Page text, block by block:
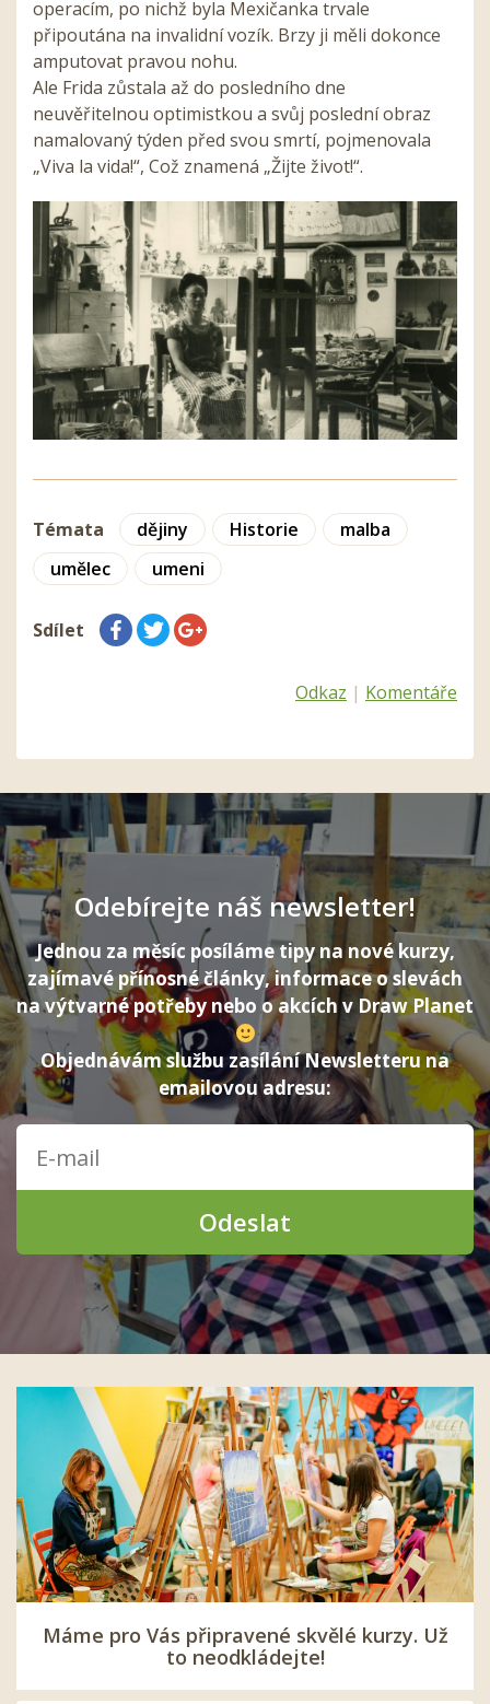
operacím, po nichž byla Mexičanka trvale
připoutána na invalidní vozík. Brzy ji měli dokonce
amputovat pravou nohu.
Ale Frida zůstala až do posledního dne
neuvěřitelnou optimistkou a svůj poslední obraz
namalovaný týden před svou smrtí, pojmenovala
„Viva la vida!“, Což znamená „Žijte život!“.
Témata dějiny Historie
malba
umělec
umeni
Sdílet
Odkaz | Komentáře
Odebírejte náš newsletter!
Jednou za měsíc posíláme tipy na nové kurzy,
zajímavé přínosné články, informace o slevách
na výtvarné potřeby nebo o akcích v Draw Planet
Objednávám službu zasílání Newsletteru na
emailovou adresu:
Odeslat
Máme pro Vás připravené skvělé kurzy. Už
to neodkládejte!